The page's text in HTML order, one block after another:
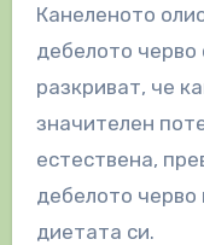
Канеленото
дебелото
разкриват, че
значителен
естествена,
дебелото черво
диетата си.